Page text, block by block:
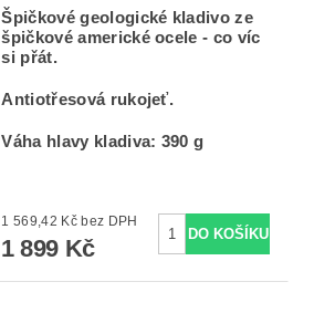
Špičkové geologické kladivo ze
špičkové americké ocele - co víc
si přát.
Antiotřesová rukojeť.
Váha hlavy kladiva: 390 g
1 569,42 Kč bez DPH
1 899 Kč